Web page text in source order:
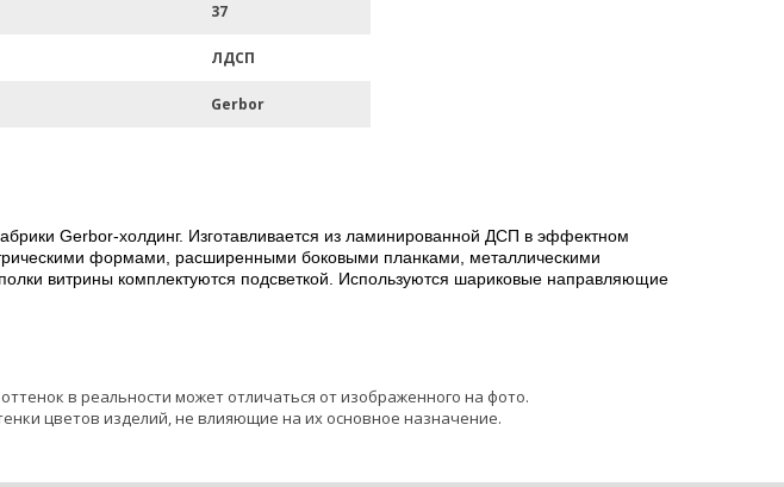
37
ЛДСП
Gerbor
Gerbor-холдинг. Изготавливается из ламинированной ДСП в эффектном
формами, расширенными боковыми планками, металлическими
витрины комплектуются подсветкой. Используются шариковые направляющие
в реальности может отличаться от изображенного на фото.
цветов изделий, не влияющие на их основное назначение.